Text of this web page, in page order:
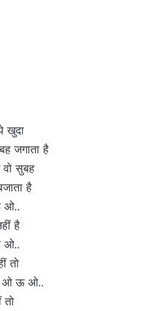
खुदा
जगाता है
वो सुबह
है
ओ..
है
ओ..
तो
ओ ऊ ओ..
तो